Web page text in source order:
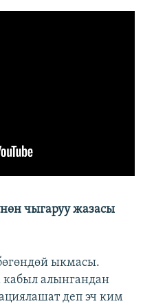
чыгаруу жазасы
ыкмасы.
кабыл алынгандан
деп эч ким